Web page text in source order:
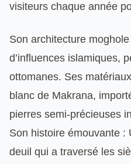
visiteurs chaque année
Son architecture
d’influences islamiques,
ottomanes. Ses
blanc de Makrana,
pierres semi-précieuses
Son histoire émouvante :
deuil qui a traversé les